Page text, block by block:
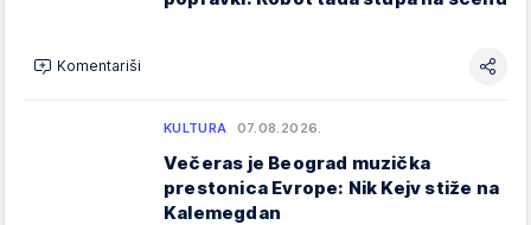
Komentariši
KULTURA 07.08.2026.
Večeras je Beograd muzička
prestonica Evrope: Nik Kejv stiže na
Kalemegdan